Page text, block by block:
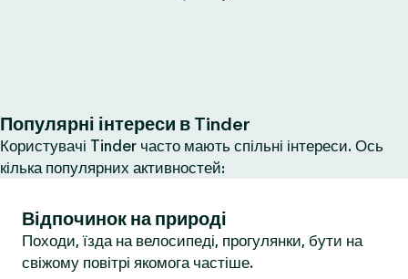
Популярні інтереси в Tinder
Користувачі Tinder часто мають спільні інтереси. Ось
кілька популярних активностей:
Відпочинок на природі
Походи, їзда на велосипеді, прогулянки, бути на
свіжому повітрі якомога частіше.